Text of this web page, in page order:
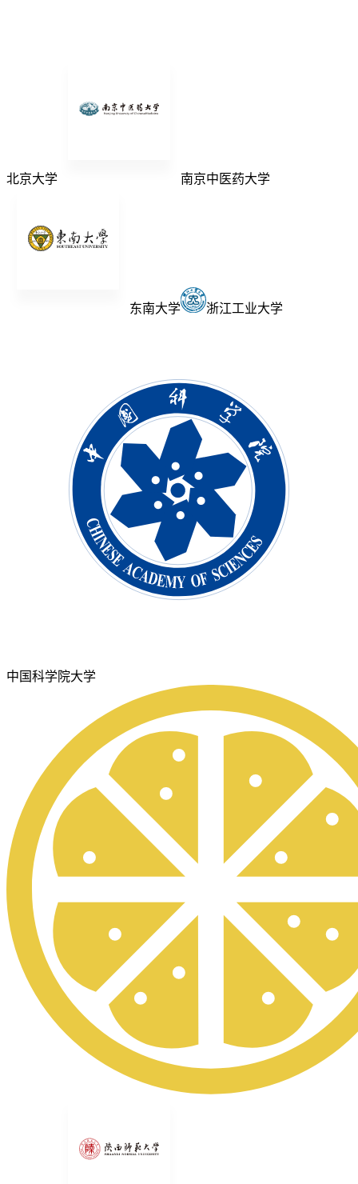
北京大学 南京中医药大学
东南大学 浙江工业大学
中国科学院大学